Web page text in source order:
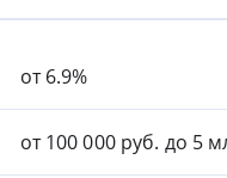
от 6.9%
от 100 000 руб. до 5